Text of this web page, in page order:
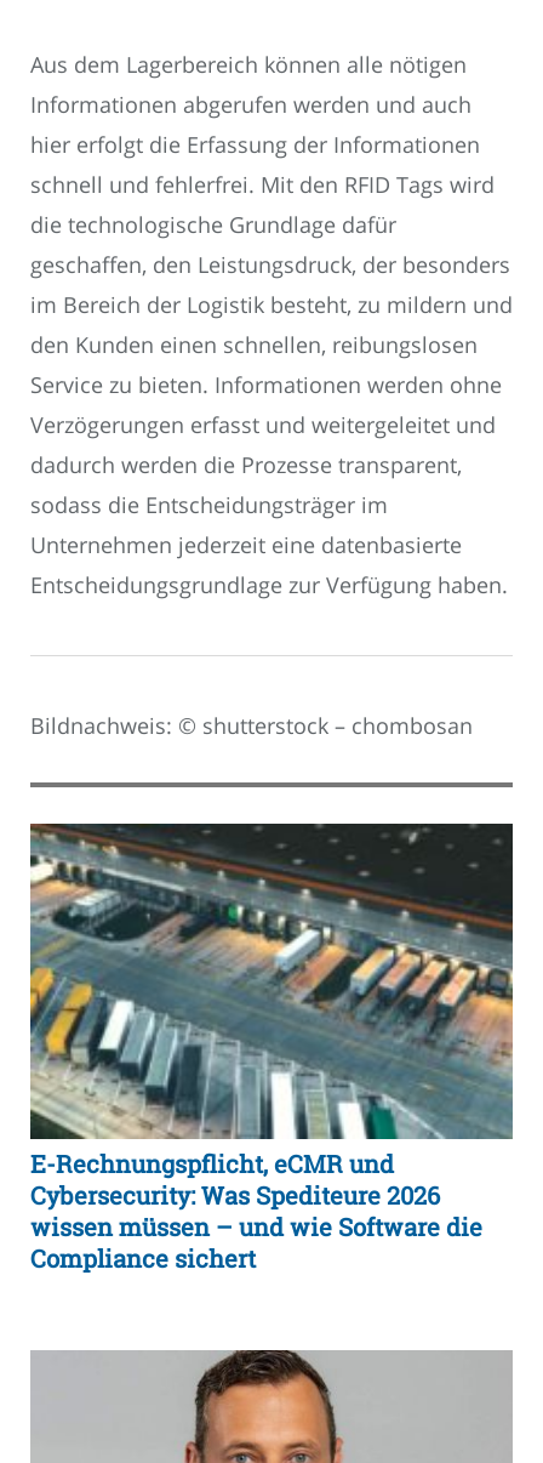
Aus dem Lagerbereich können alle nötigen
Informationen abgerufen werden und auch
hier erfolgt die Erfassung der Informationen
schnell und fehlerfrei. Mit den RFID Tags wird
die technologische Grundlage dafür
geschaffen, den Leistungsdruck, der besonders
im Bereich der Logistik besteht, zu mildern und
den Kunden einen schnellen, reibungslosen
Service zu bieten. Informationen werden ohne
Verzögerungen erfasst und weitergeleitet und
dadurch werden die Prozesse transparent,
sodass die Entscheidungsträger im
Unternehmen jederzeit eine datenbasierte
Entscheidungsgrundlage zur Verfügung haben.
Bildnachweis: © shutterstock – chombosan
E-Rechnungspflicht, eCMR und
Cybersecurity: Was Spediteure 2026
wissen müssen – und wie Software die
Compliance sichert